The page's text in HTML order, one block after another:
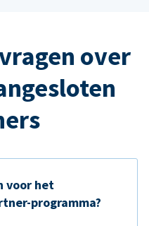
over
voor het
programma?